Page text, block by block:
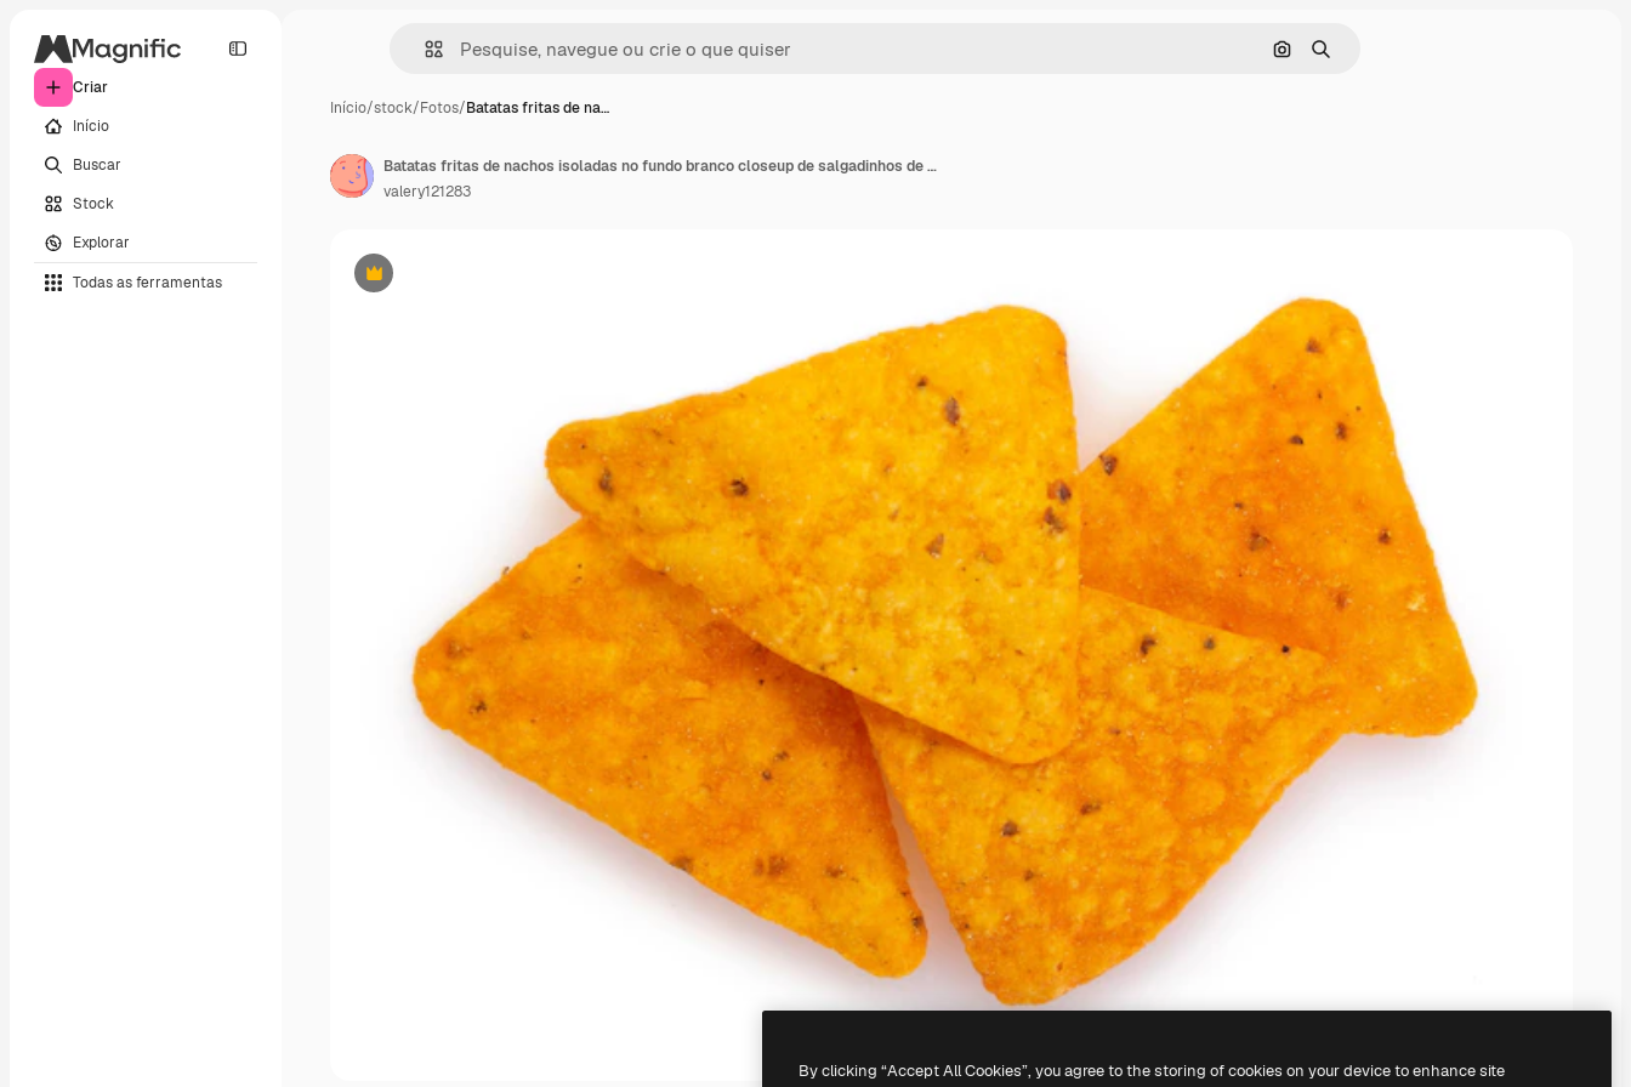
Criar
Início
Buscar
Stock
Explorar
Todas as ferramentas
Pesquisar por imagem
Buscar
Início/stock/Fotos/Batatas fritas de na…
Premium
Batatas fritas de nachos isoladas no fundo branco closeup de salgadinhos de milho
valery121283
By clicking “Accept All Cookies”, you agree to the storing of cookies on your device to enhance site